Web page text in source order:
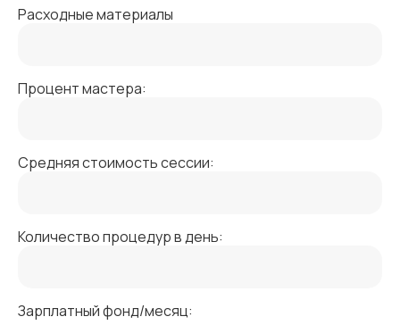
Расходные материалы
Процент мастера:
Средняя стоимость сессии:
Количество процедур в день:
Зарплатный фонд/месяц: